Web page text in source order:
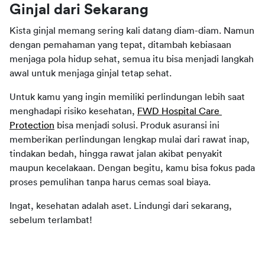
Ginjal dari Sekarang
Kista ginjal memang sering kali datang diam-diam. Namun
dengan pemahaman yang tepat, ditambah kebiasaan
menjaga pola hidup sehat, semua itu bisa menjadi langkah
awal untuk menjaga ginjal tetap sehat.
Untuk kamu yang ingin memiliki perlindungan lebih saat
menghadapi risiko kesehatan, FWD Hospital Care
Protection bisa menjadi solusi. Produk asuransi ini
memberikan perlindungan lengkap mulai dari rawat inap,
tindakan bedah, hingga rawat jalan akibat penyakit
maupun kecelakaan. Dengan begitu, kamu bisa fokus pada
proses pemulihan tanpa harus cemas soal biaya.
Ingat, kesehatan adalah aset. Lindungi dari sekarang,
sebelum terlambat!